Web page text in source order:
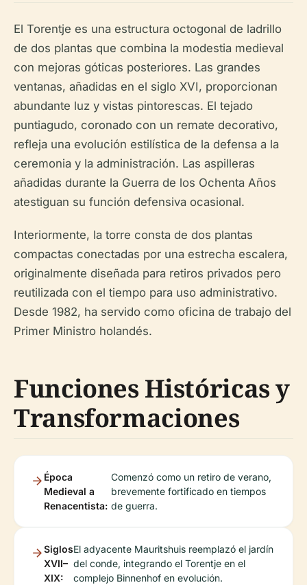
El Torentje es una estructura octogonal de ladrillo
de dos plantas que combina la modestia medieval
con mejoras góticas posteriores. Las grandes
ventanas, añadidas en el siglo XVI, proporcionan
abundante luz y vistas pintorescas. El tejado
puntiagudo, coronado con un remate decorativo,
refleja una evolución estilística de la defensa a la
ceremonia y la administración. Las aspilleras
añadidas durante la Guerra de los Ochenta Años
atestiguan su función defensiva ocasional.
Interiormente, la torre consta de dos plantas
compactas conectadas por una estrecha escalera,
originalmente diseñada para retiros privados pero
reutilizada con el tiempo para uso administrativo.
Desde 1982, ha servido como oficina de trabajo del
Primer Ministro holandés.
Funciones Históricas y
Transformaciones
Época
Medieval a
Renacentista:
Comenzó como un retiro de verano,
brevemente fortificado en tiempos
de guerra.
Siglos
XVII–
XIX:
El adyacente Mauritshuis reemplazó el jardín
del conde, integrando el Torentje en el
complejo Binnenhof en evolución.